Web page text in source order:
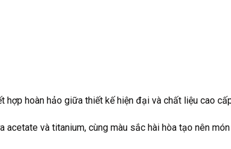
hoàn hảo giữa thiết kế hiện đại và chất liệu cao
và titanium, cùng màu sắc hài hòa tạo nên